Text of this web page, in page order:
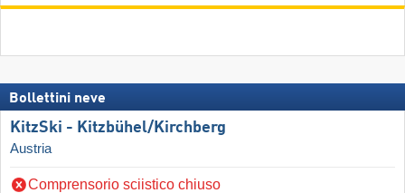
Bollettini neve
KitzSki - Kitzbühel/​Kirchberg
Austria
Comprensorio sciistico chiuso